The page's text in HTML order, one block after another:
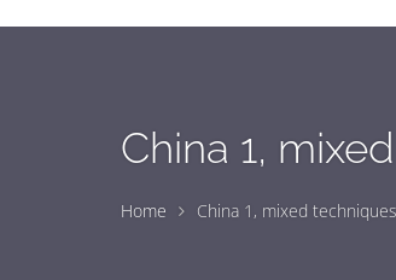
China 1,
Home China 1, mixed